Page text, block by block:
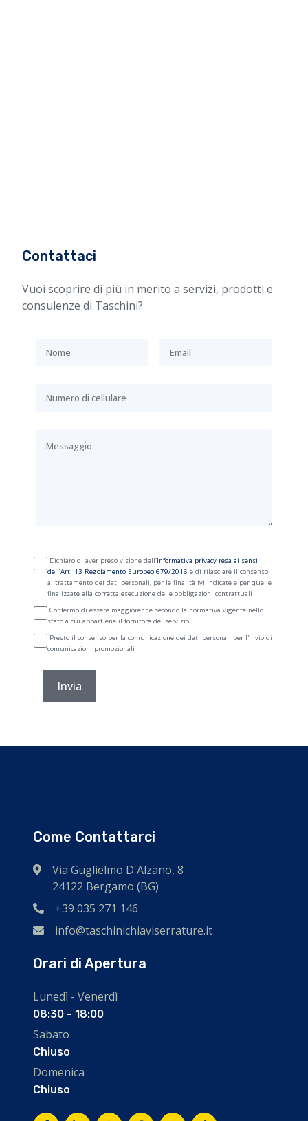
Contattaci
Vuoi scoprire di più in merito a servizi, prodotti e
consulenze di Taschini?
Dichiaro di aver preso visione dell’Informativa privacy resa ai sensi
dell’Art. 13 Regolamento Europeo 679/2016 e di rilasciare il consenso
al trattamento dei dati personali, per le finalità ivi indicate e per quelle
finalizzate alla corretta esecuzione delle obbligazioni contrattuali
Confermo di essere maggiorenne secondo la normativa vigente nello
stato a cui appartiene il fornitore del servizio
Presto il consenso per la comunicazione dei dati personali per l'invio di
comunicazioni promozionali
Invia
Come Contattarci
Via Guglielmo D'Alzano, 8
24122 Bergamo (BG)
+39 035 271 146
info@taschinichiaviserrature.it
Orari di Apertura
Lunedì - Venerdì
08:30 - 18:00
Sabato
Chiuso
Domenica
Chiuso